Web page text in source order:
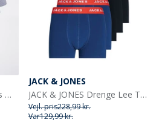
CR7 Herre Ti Pakke Trunks Multicolour
JACK & JONES
JACK & JONES Drenge Lee Trunks 5-pak Surf The Web
Vejl. pris228,99 kr.
Var129,99 kr.